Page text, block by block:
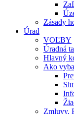
Zásady
Úrad
VOĽBY
Úradná
Hlavný
Ako
Zmluvy,